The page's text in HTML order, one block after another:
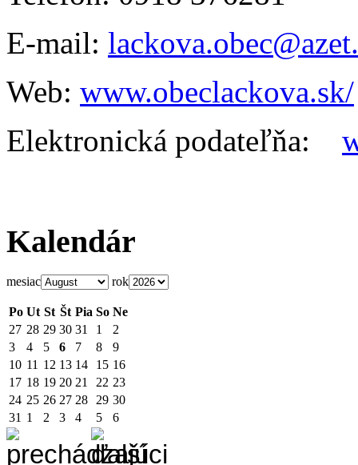
E-mail:
Web: www.obeclackova.sk/
Elektronická podateľňa:
Kalendár
mesiac rok
Po Ut St Št Pia So Ne
27 28 29 30 31 1
2
3
4 5 6 7 8
9
10 11 12 13 14 15 16
17 18 19 20 21 22 23
24 25 26 27 28 29 30
31 1 2 3 4 5 6